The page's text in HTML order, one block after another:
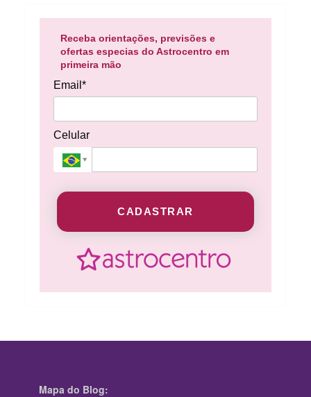
Receba orientações, previsões e
ofertas especias do Astrocentro em
primeira mão
Email*
Celular
CADASTRAR
Mapa do Blog: